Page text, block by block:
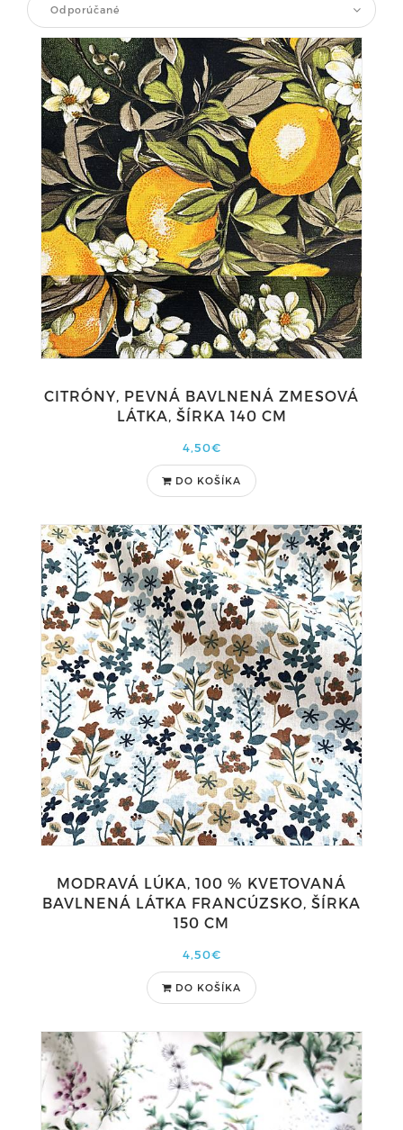
Odporúčané
CITRÓNY, PEVNÁ BAVLNENÁ ZMESOVÁ
LÁTKA, ŠÍRKA 140 CM
4,50€
DO KOŠÍKA
MODRAVÁ LÚKA, 100 % KVETOVANÁ
BAVLNENÁ LÁTKA FRANCÚZSKO, ŠÍRKA
150 CM
4,50€
DO KOŠÍKA